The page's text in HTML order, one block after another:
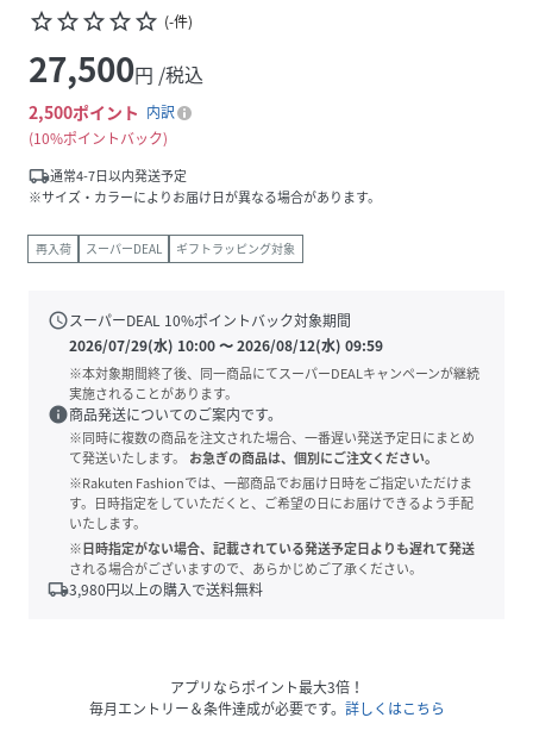
star_borderstar_borderstar_borderstar_borderstar_border (-件)
27,500円 /税込
2,500ポイント 内訳
10%ポイントバック
local_shipping通常4-7日以内発送予定
※サイズ・カラーによりお届け日が異なる場合があります。
再入荷 スーパーDEAL ギフトラッピング対象
scheduleスーパーDEAL 10%ポイントバック対象期間
2026/07/29(水) 10:00〜2026/08/12(水) 09:59
※本対象期間終了後、同一商品にてスーパーDEALキャンペーンが継続
実施されることがあります。
info商品発送についてのご案内です。
※同時に複数の商品を注文された場合、一番遅い発送予定日にまとめ
て発送いたします。
お急ぎの商品は、個別にご注文ください。
※Rakuten Fashionでは、一部商品でお届け日時をご指定いただけま
す。日時指定をしていただくと、ご希望の日にお届けできるよう手配
いたします。
※日時指定がない場合、記載されている発送予定日よりも遅れて発送
される場合がございますので、あらかじめご了承ください。
local_shipping3,980円以上の購入で送料無料
アプリならポイント最大3倍！
毎月エントリー＆条件達成が必要です。 詳しくはこちら